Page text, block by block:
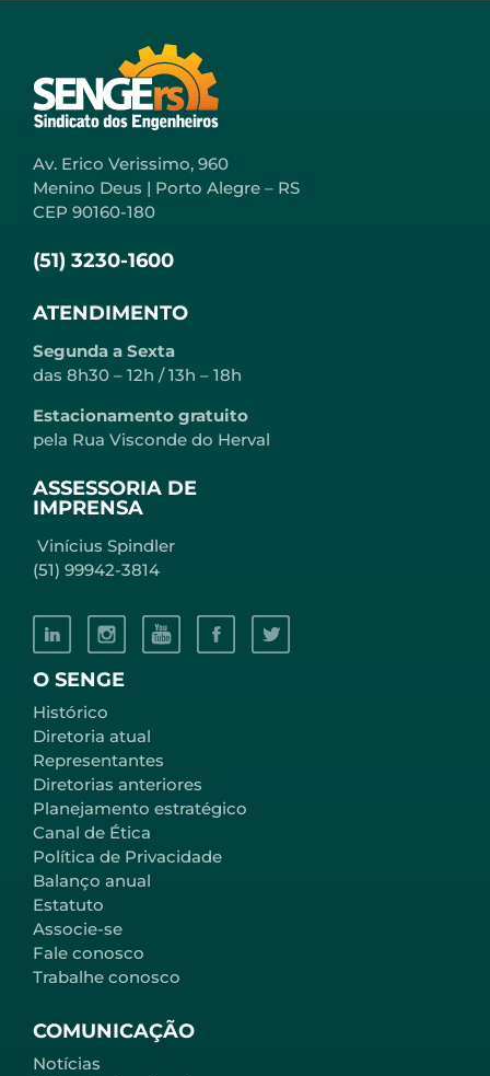
O SENGE
Histórico
Diretoria atual
Representantes
Diretorias anteriores
Planejamento estratégico
Canal de Ética
Política de Privacidade
Balanço anual
Estatuto
Associe-se
Fale conosco
Trabalhe conosco
COMUNICAÇÃO
Notícias
Av. Erico Verissimo, 960
Menino Deus | Porto Alegre – RS
CEP 90160-180
(51) 3230-1600
ATENDIMENTO
Segunda a Sexta
das 8h30 – 12h / 13h – 18h
Estacionamento gratuito
pela Rua Visconde do Herval
ASSESSORIA DE
IMPRENSA
Vinícius Spindler
(51) 99942-3814